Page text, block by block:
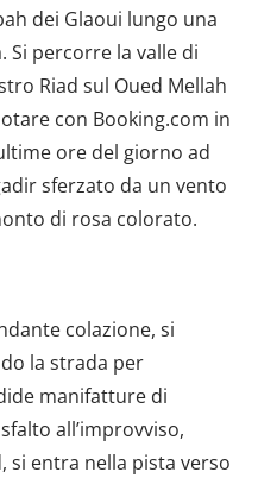
dei Glaoui lungo una
Si percorre la valle di
Riad sul Oued Mellah
con Booking.com in
ore del giorno ad
sferzato da un vento
di rosa colorato.
colazione, si
la strada per
manifatture di
all’improvviso,
si entra nella pista verso